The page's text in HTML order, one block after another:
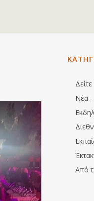
Νέα -
Από